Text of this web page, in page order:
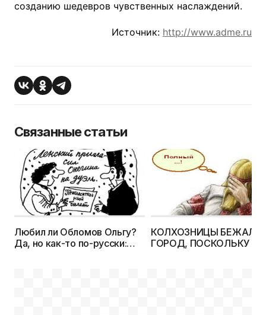
созданию шедевров чувственных наслаждений.
Источник: http://www.adme.ru
Связанные статьи
Любил ли Обломов Ольгу?
Да, но как-то по-русски:
КОЛХОЗНИЦЫ БЕЖАЛИ
ГОРОД, ПОСКОЛЬКУ